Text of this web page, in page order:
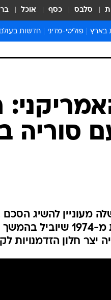
סלבס כסף אוכל
בארץ פוליטי-מדיני חדשות בעולם
אפריקה
סוריה
מעוניין להשיג הסכם
סוריה על בסיס הסכם הפרדת
יצר חלון הזדמנויות